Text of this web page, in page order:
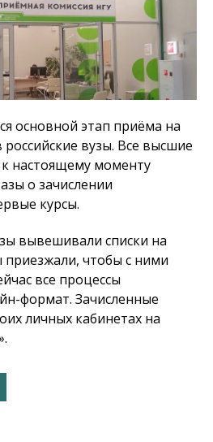
основной этап приёма на
вузы. Все высшие
настоящему моменту
о зачислении
курсы.
вывешивали списки на
приезжали, чтобы с ними
все процессы
формат. Зачисленные
личных кабинетах на